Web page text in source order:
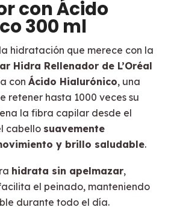
con Ácido
300 ml
hidratación que merece con la
Hidra Rellenador de L’Oréal
con Ácido Hialurónico, una
retener hasta 1000 veces su
la fibra capilar desde el
cabello suavemente
y brillo saludable.
hidrata sin apelmazar,
el peinado, manteniendo
durante todo el día.